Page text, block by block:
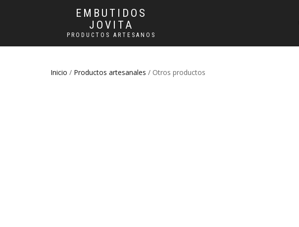
EMBUTIDOS
JOVITA
PRODUCTOS ARTESANOS
Inicio / Productos artesanales / Otros productos